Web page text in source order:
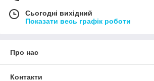
Сьогодні вихідний
Показати весь графік роботи
Про нас
Контакти